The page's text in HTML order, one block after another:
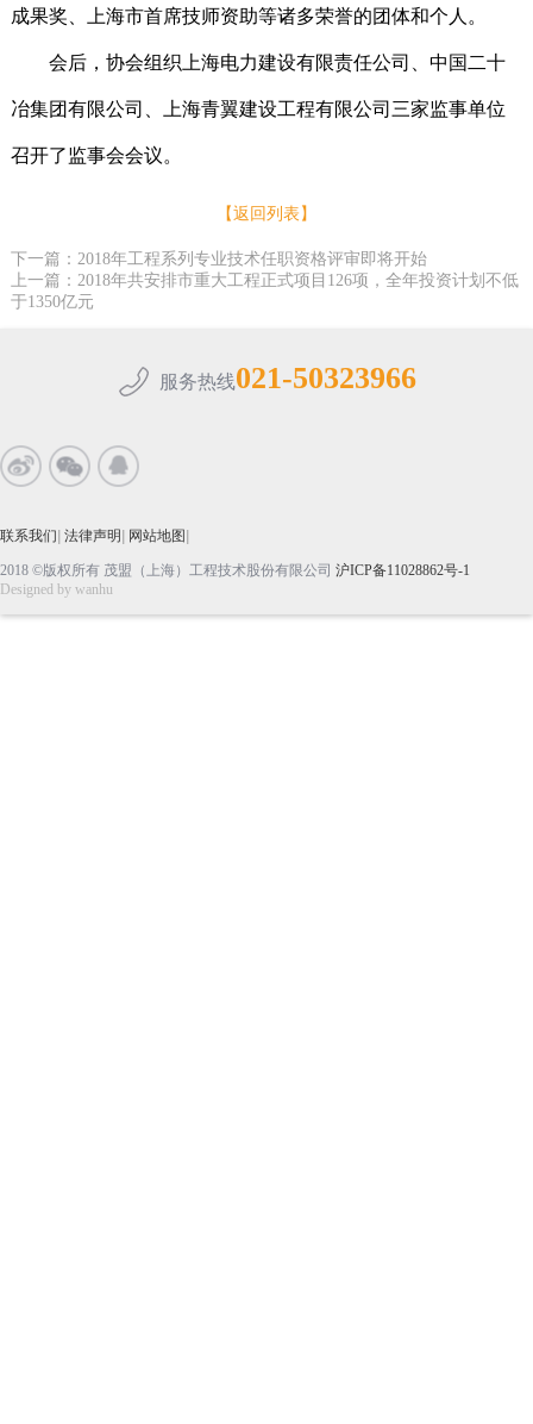
成果奖、上海市首席技师资助等诸多荣誉的团体和个人。
会后，协会组织上海电力建设有限责任公司、中国二十
冶集团有限公司、上海青翼建设工程有限公司三家监事单位
召开了监事会会议。
【返回列表】
下一篇：2018年工程系列专业技术任职资格评审即将开始
上一篇：2018年共安排市重大工程正式项目126项，全年投资计划不低
于1350亿元
服务热线021-50323966
联系我们| 法律声明| 网站地图|
2018 ©版权所有 茂盟（上海）工程技术股份有限公司 沪ICP备11028862号-1
Designed by wanhu